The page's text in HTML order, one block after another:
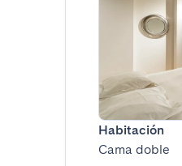
Habitación
Cama doble